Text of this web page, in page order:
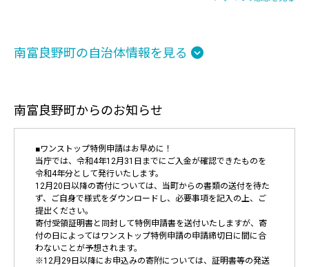
南富良野町の自治体情報を見る
南富良野町からのお知らせ
■ワンストップ特例申請はお早めに！
当庁では、令和4年12月31日までにご入金が確認できたものを
令和4年分として発行いたします。
12月20日以降の寄付については、当町からの書類の送付を待た
ず、ご自身で様式をダウンロードし、必要事項を記入の上、ご
提出ください。
寄付受領証明書と同封して特例申請書を送付いたしますが、寄
付の日によってはワンストップ特例申請の申請締切日に間に合
わないことが予想されます。
※12月29日以降にお申込みの寄附については、証明書等の発送